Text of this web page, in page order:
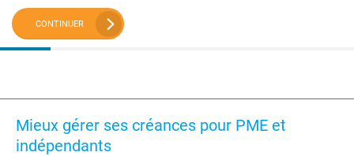
CONTINUER
Mieux gérer ses créances pour PME et
indépendants